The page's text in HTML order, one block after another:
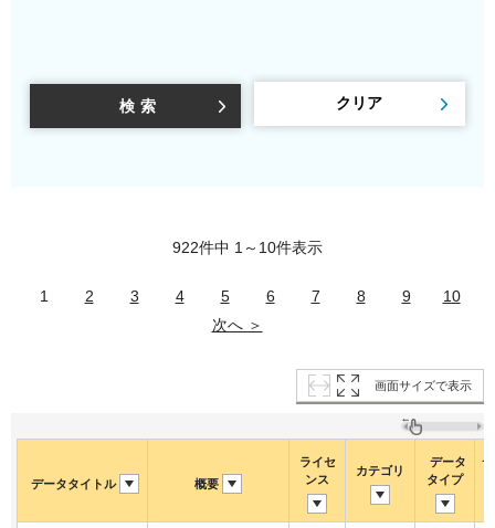
922件中 1～10件表示
1 2 3 4 5 6 7 8 9
10
次へ ＞
画面サイズで表示
データタイトル 概要
ライセ
ンス
カテゴリ
データ
タイプ